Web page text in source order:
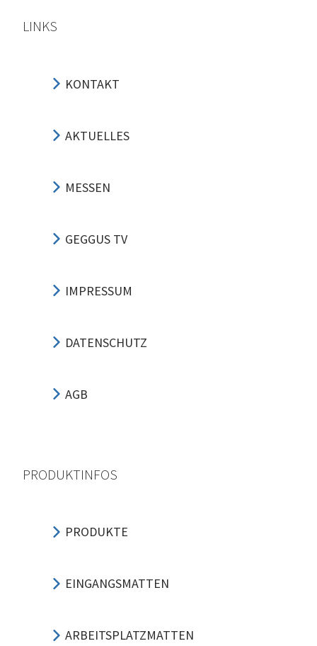
LINKS
KONTAKT
AKTUELLES
MESSEN
GEGGUS TV
IMPRESSUM
DATENSCHUTZ
AGB
PRODUKTINFOS
PRODUKTE
EINGANGSMATTEN
ARBEITSPLATZMATTEN